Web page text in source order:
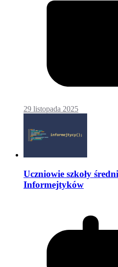
29 listopada 2025
Uczniowie szkoły
Informejtyków